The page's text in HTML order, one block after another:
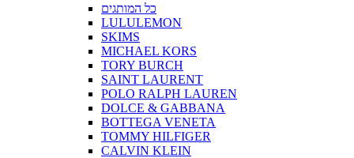
כל המותגים
LULULEMON
SKIMS
MICHAEL KORS
TORY BURCH
SAINT LAURENT
POLO RALPH LAUREN
DOLCE & GABBANA
BOTTEGA VENETA
TOMMY HILFIGER
CALVIN KLEIN